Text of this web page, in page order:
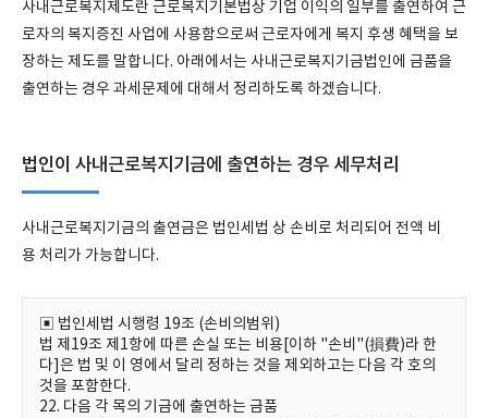
사내근로복지제도란 근로복지기본법상 기업 이익의 일부를 출연하여 근
로자의 복지증진 사업에 사용함으로써 근로자에게 복지 후생 혜택을 보
장하는 제도를 말합니다. 아래에서는 사내근로복지기금법인에 금품을
출연하는 경우 과세문제에 대해서 정리하도록 하겠습니다.
법인이 사내근로복지기금에 출연하는 경우 세무처리
사내근로복지기금의 출연금은 법인세법 상 손비로 처리되어 전액 비
용 처리가 가능합니다.
▣ 법인세법 시행령 19조 (손비의범위)
법 제19조 제1항에 따른 손실 또는 비용[이하 "손비"(損費)라 한
다]은 법 및 이 영에서 달리 정하는 것을 제외하고는 다음 각 호의
것을 포함한다.
22. 다음 각 목의 기금에 출연하는 금품